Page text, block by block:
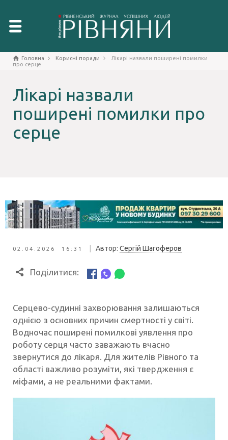
Головна Корисні поради
Лікарі назвали поширені помилки
про серце
Лікарі назвали
поширені помилки про
серце
02.04.2026 16:31 Автор: Сергій Шагоферов
Поділитися:
Серцево-судинні захворювання залишаються
однією з основних причин смертності у світі.
Водночас поширені помилкові уявлення про
роботу серця часто заважають вчасно
звернутися до лікаря. Для жителів Рівного та
області важливо розуміти, які твердження є
міфами, а не реальними фактами.